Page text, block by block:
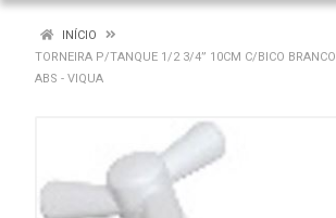
INÍCIO
TORNEIRA P/TANQUE 1/2 3/4” 10CM C/BICO BRANCO
ABS - VIQUA